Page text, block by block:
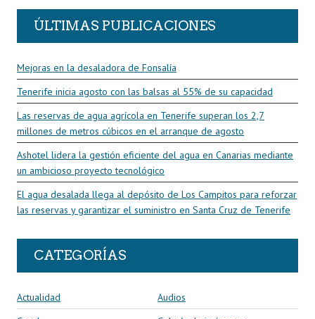
ÚLTIMAS PUBLICACIONES
Mejoras en la desaladora de Fonsalía
Tenerife inicia agosto con las balsas al 55% de su capacidad
Las reservas de agua agrícola en Tenerife superan los 2,7
millones de metros cúbicos en el arranque de agosto
Ashotel lidera la gestión eficiente del agua en Canarias mediante
un ambicioso proyecto tecnológico
El agua desalada llega al depósito de Los Campitos para reforzar
las reservas y garantizar el suministro en Santa Cruz de Tenerife
CATEGORÍAS
Actualidad
Audios